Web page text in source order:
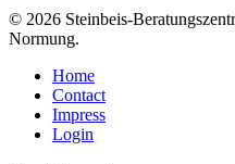
© 2026 Steinbeis-
Normung.
Home
Contact
Impress
Login